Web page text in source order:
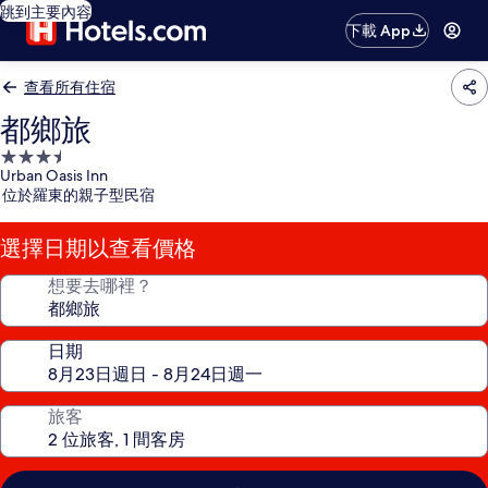
跳到主要內容
下載 App
查看所有住宿
都鄉旅
3.5
星
級
住
宿
Urban Oasis Inn
位於羅東的親子型民宿
選擇日期以查看價格
想要去哪裡？
日期
旅客